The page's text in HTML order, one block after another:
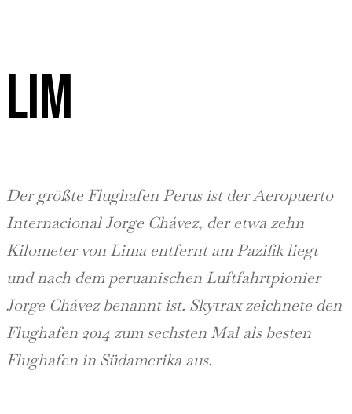
LIM
Der größte Flughafen Perus ist der Aeropuerto
Internacional Jorge Chávez, der etwa zehn
Kilometer von Lima entfernt am Pazifik liegt
und nach dem peruanischen Luftfahrtpionier
Jorge Chávez benannt ist. Skytrax zeichnete den
Flughafen 2014 zum sechsten Mal als besten
Flughafen in Südamerika aus.